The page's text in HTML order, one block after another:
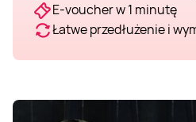
Masaż
Masaż
Pojazdy
Tenis
E-voucher w 1 minutę
Łatwe przedłużenie i